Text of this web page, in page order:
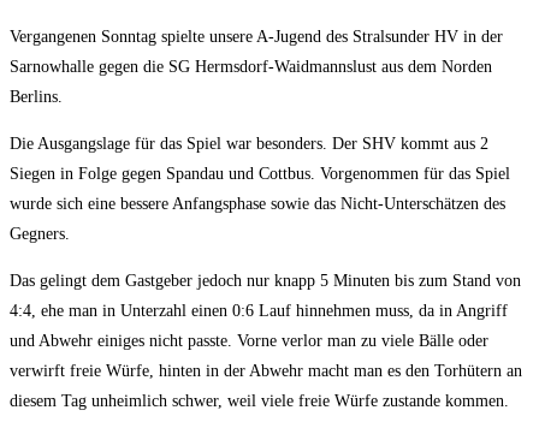
Vergangenen Sonntag spielte unsere A-Jugend des Stralsunder HV in der
Sarnowhalle gegen die SG Hermsdorf-Waidmannslust aus dem Norden
Berlins.
Die Ausgangslage für das Spiel war besonders. Der SHV kommt aus 2
Siegen in Folge gegen Spandau und Cottbus. Vorgenommen für das Spiel
wurde sich eine bessere Anfangsphase sowie das Nicht-Unterschätzen des
Gegners.
Das gelingt dem Gastgeber jedoch nur knapp 5 Minuten bis zum Stand von
4:4, ehe man in Unterzahl einen 0:6 Lauf hinnehmen muss, da in Angriff
und Abwehr einiges nicht passte. Vorne verlor man zu viele Bälle oder
verwirft freie Würfe, hinten in der Abwehr macht man es den Torhütern an
diesem Tag unheimlich schwer, weil viele freie Würfe zustande kommen.